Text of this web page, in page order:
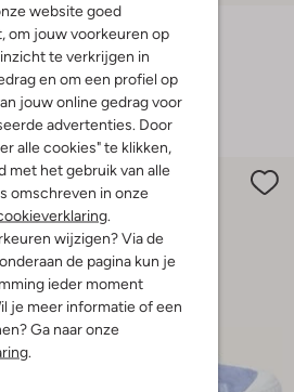
website goed
om jouw voorkeuren op
te verkrijgen in
en om een profiel op
jouw online gedrag voor
advertenties. Door
alle cookies" te klikken,
met het gebruik van alle
omschreven in onze
.
wijzigen? Via de
de pagina kun je
ieder moment
je meer informatie of een
Ga naar onze
.
Develab
Lage sneakers
€ 39,95 € 19,99
+ meer kleuren